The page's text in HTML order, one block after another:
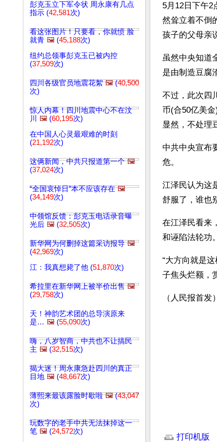
彭克玉立下军令状 周永康有几点
指示 (42,581次)
看这张图片！只要看，你就愤 脸
就青 🖼️ (45,188次)
纽约总领事彭克玉已被内控
(37,509次)
四川各级官员地震花絮 🖼️(40,500
次)
惊人内幕！四川地震中心不在汶
川
🖼️ (60,195次)
在中国人心灵最艰难的时刻
(21,192次)
这俩新闻，中共只报道第一个 🖼️
(37,024次)
“全国哀悼日”本不应该存在 🖼️
(34,149次)
中领馆反馈：彭克玉电话录音曝
光后 🖼️ (32,505次)
新华网为何删掉这篇采访报导 🖼️
(42,969次)
江：我真想毙了他 (51,870次)
希拉里在新华网上被半价出售 🖼️
(29,758次)
天！神韵艺术团的总导演原来
是… 🖼️ (55,090次)
嗨，八岁智商，中共也不让搞民
主 🖼️ (32,515次)
揭大迷！周永康急赴四川的真正
目地 🖼️ (48,667次)
薄熙来最该露脸时歇啦 🖼️(43,047
次)
玩数字的老手中共无法抹掉这一
笔 🖼️ (24,572次)
5月12日下午2
然耸立着不倒
孩子的父母亲
虽然中央知道
是由制造豆腐
不过，此次四
币(合50亿美
显然，不处理
中共中央宣布
危。
江泽民认为这
舒服了，谁也
在江泽民看来
和诬陷法轮功。
“大方向就是
子焦头烂额，
（人民报首发）
打印机版